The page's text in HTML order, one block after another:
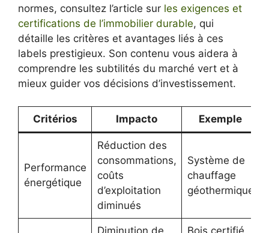
normes, consultez l’article sur les exigences et
certifications de l’immobilier durable, qui
détaille les critères et avantages liés à ces
labels prestigieux. Son contenu vous aidera à
comprendre les subtilités du marché vert et à
mieux guider vos décisions d’investissement.
Critérios Impacto Exemple
Performance
énergétique
Réduction des
consommations,
coûts
d’exploitation
diminués
Système de
chauffage
géothermique
Diminution de
Bois certifié